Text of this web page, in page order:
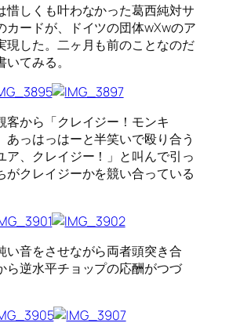
惜しくも叶わなかった葛西純対サ
カードが、ドイツの団体wXwのア
現した。二ヶ月も前のことなのだ
てみる。
客から「クレイジー！モンキ
あっはっはーと半笑いで殴り合う
ア、クレイジー！」と叫んで引っ
がクレイジーかを競い合っている
い音をさせながら両者頭突き合
ら逆水平チョップの応酬がつづ